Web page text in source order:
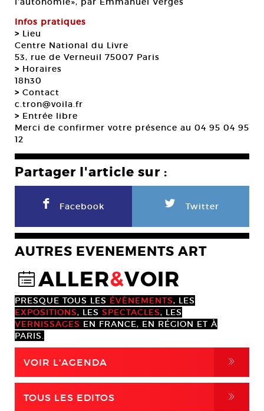
Infos pratiques
> Lieu
Centre National du Livre
53, rue de Verneuil 75007 Paris
> Horaires
18h30
> Contact
c.tron@voila.fr
> Entrée libre
Merci de confirmer votre présence au 04 95 04 95
12
Partager l'article sur :
F Facebook L Twitter
AUTRES EVENEMENTS ART
@ALLER&VOIR
PRESQUE TOUS LES ÉVÈNEMENTS, LES
EXPOSITIONS, LES SPECTACLES, LES
VERNISSAGES EN FRANCE, EN RÉGION ET À
PARIS.
VOIR L'AGENDA ,
TOUS LES EDITOS ,